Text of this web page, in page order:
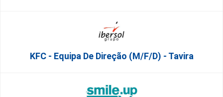
KFC - Equipa De Direção (m/f/d) - Tavira